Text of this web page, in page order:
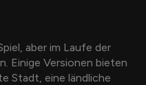
aber im Laufe der
Einige Versionen bieten
Stadt, eine ländliche